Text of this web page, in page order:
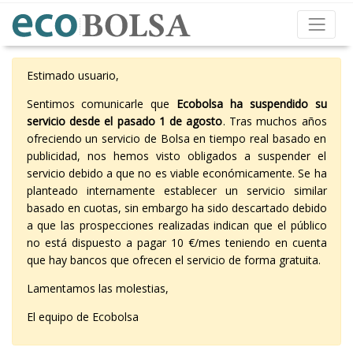
Estimado usuario,
Sentimos comunicarle que Ecobolsa ha suspendido su
servicio desde el pasado 1 de agosto. Tras muchos años
ofreciendo un servicio de Bolsa en tiempo real basado en
publicidad, nos hemos visto obligados a suspender el
servicio debido a que no es viable económicamente. Se ha
planteado internamente establecer un servicio similar
basado en cuotas, sin embargo ha sido descartado debido
a que las prospecciones realizadas indican que el público
no está dispuesto a pagar 10 €/mes teniendo en cuenta
que hay bancos que ofrecen el servicio de forma gratuita.
Lamentamos las molestias,
El equipo de Ecobolsa